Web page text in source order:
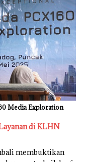
Media Exploration
di KLHN
membuktikan